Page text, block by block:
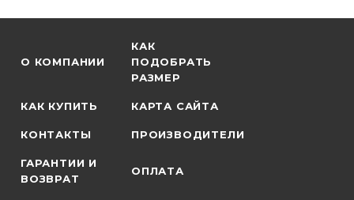
О КОМПАНИИ
КАК
ПОДОБРАТЬ
РАЗМЕР
КАК КУПИТЬ КАРТА САЙТА
КОНТАКТЫ ПРОИЗВОДИТЕЛИ
ГАРАНТИИ И
ВОЗВРАТ
ОПЛАТА